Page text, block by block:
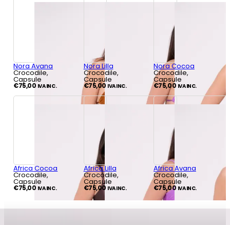
Nora Avana
Crocodile,
Capsule
€75,00 IVA INC.
Nora Lilla
Crocodile,
Capsule
€75,00 IVA INC.
Nora Cocoa
Crocodile,
Capsule
€75,00 IVA INC.
Africa Cocoa
Crocodile,
Capsule
€75,00 IVA INC.
Africa Lilla
Crocodile,
Capsule
€75,00 IVA INC.
Africa Avana
Crocodile,
Capsule
€75,00 IVA INC.